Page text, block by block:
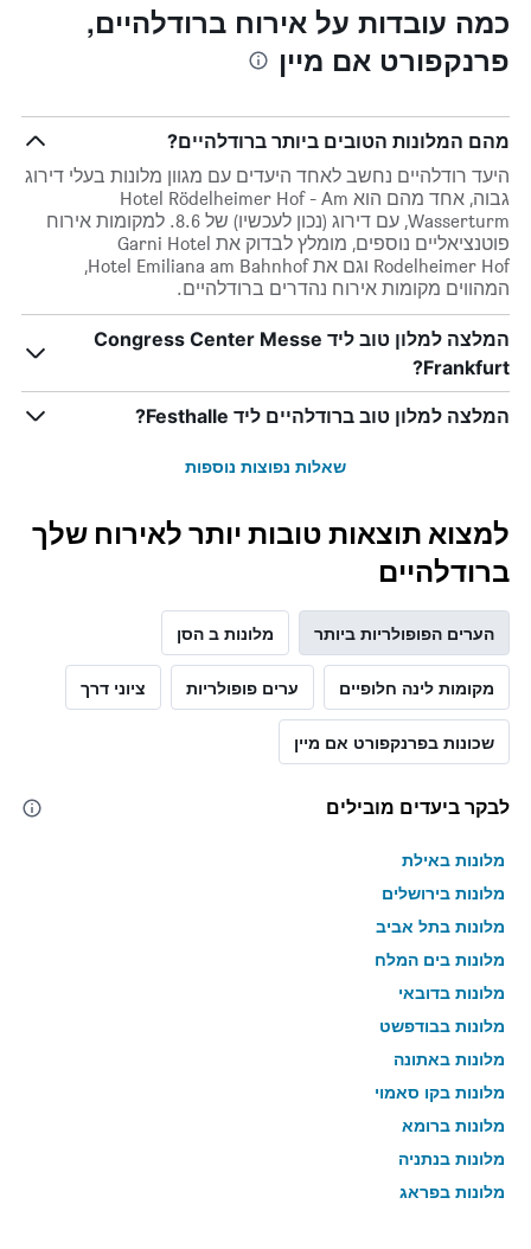
כמה עובדות על אירוח ברודלהיים,
פרנקפורט אם מיין
מהם המלונות הטובים ביותר ברודלהיים?
היעד רודלהיים נחשב לאחד היעדים עם מגוון מלונות בעלי דירוג
גבוה, אחד מהם הוא Hotel Rödelheimer Hof - Am
Wasserturm, עם דירוג (נכון לעכשיו) של 8.6. למקומות אירוח
פוטנציאליים נוספים, מומלץ לבדוק את Garni Hotel
Rodelheimer Hof וגם את Hotel Emiliana am Bahnhof,
המהווים מקומות אירוח נהדרים ברודלהיים.
המלצה למלון טוב ליד Congress Center Messe
Frankfurt?
המלצה למלון טוב ברודלהיים ליד Festhalle?
שאלות נפוצות נוספות
למצוא תוצאות טובות יותר לאירוח שלך
ברודלהיים
הערים הפופולריות ביותר מלונות ב הסן
מקומות לינה חלופיים ערים פופולריות ציוני דרך
שכונות בפרנקפורט אם מיין
לבקר ביעדים מובילים
מלונות באילת
מלונות בירושלים
מלונות בתל אביב
מלונות בים המלח
מלונות בדובאי
מלונות בבודפשט
מלונות באתונה
מלונות בקו סאמוי
מלונות ברומא
מלונות בנתניה
מלונות בפראג